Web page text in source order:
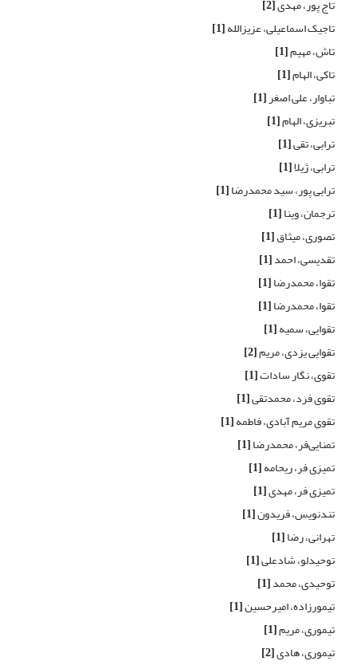
تاج پور، مهدی[2]
تاجیک اسماعیلی، عزیزالله[1]
تاش، مهیم[1]
تاکی، الهام[1]
تباوار، علی اصغر[1]
تبریزی، الهام[1]
ترابی، تقی[1]
ترابی، ژیلا[1]
ترابی پور، سید محمدرضا[1]
ترجمان، وینا[1]
تصوری، میثاق[1]
تقدیسی، احمد[1]
تقوا، محمدرضا[1]
تقوا، محمدرضا[1]
تقوایی، سمیه[1]
تقوایی یزدی، مریم[2]
تقوی، نگار سادات[1]
تقوی فرد، محمدتقی[1]
تقوی مریم آبادی، فاطمه[1]
تمنایی‌فر، محمدرضا[1]
تمیزی فر، ریحامه[1]
تمیزی فر، مهدی[1]
تندنویس، فریدون[1]
تهرانی، رضا[1]
توحیدلو، شادعلی[1]
توحیدی، محمد[1]
تیمورزاده، امیرحسین[1]
تیموری، مریم[1]
تیموری، هادی[2]